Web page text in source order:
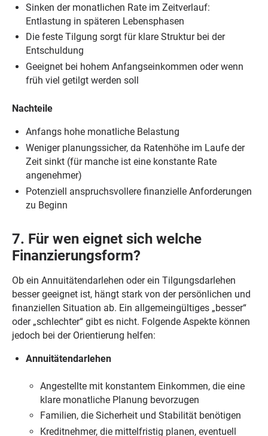
Sinken der monatlichen Rate im Zeitverlauf:
Entlastung in späteren Lebensphasen
Die feste Tilgung sorgt für klare Struktur bei der
Entschuldung
Geeignet bei hohem Anfangseinkommen oder wenn
früh viel getilgt werden soll
Nachteile
Anfangs hohe monatliche Belastung
Weniger planungssicher, da Ratenhöhe im Laufe der
Zeit sinkt (für manche ist eine konstante Rate
angenehmer)
Potenziell anspruchsvollere finanzielle Anforderungen
zu Beginn
7. Für wen eignet sich welche
Finanzierungsform?
Ob ein Annuitätendarlehen oder ein Tilgungsdarlehen
besser geeignet ist, hängt stark von der persönlichen und
finanziellen Situation ab. Ein allgemeingültiges „besser“
oder „schlechter“ gibt es nicht. Folgende Aspekte können
jedoch bei der Orientierung helfen:
Annuitätendarlehen
Angestellte mit konstantem Einkommen, die eine
klare monatliche Planung bevorzugen
Familien, die Sicherheit und Stabilität benötigen
Kreditnehmer, die mittelfristig planen, eventuell